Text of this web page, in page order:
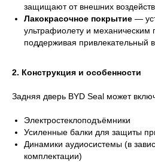
защищают от внешних
Лакокрасочное покрытие —
ультрафиолету и механическим
поддерживая привлекательный
2. Конструкция и особенности
Задняя дверь BYD Seal может
Электростеклоподъёмники
Усиленные балки для защиты
Динамики аудиосистемы (в
комплектации)